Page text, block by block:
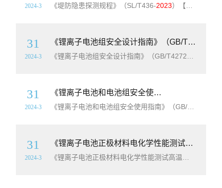
2024-3 《堤防隐患探测规程》（SL/T436-2023）【全文附高清无水印PDF+可编辑Word版下载】标准外文名称：Code for hidden danger detection of dike简介：为规范堤防隐患探测技术要求,保证探测成果质量和探测精度,制定本标准。本标准适用于堤防的隐患探测工作。探测方法与设备选择应符合
31
2024-3
《锂离子电池组安全设计指南》（GB/T42728-
31
2024-3
《锂离子电池和电池组安全使用指南》（GB/T42729-
31
2024-3
《锂离子电池正极材料电化学性能测试高温性能测试方法》（GB/T43092-